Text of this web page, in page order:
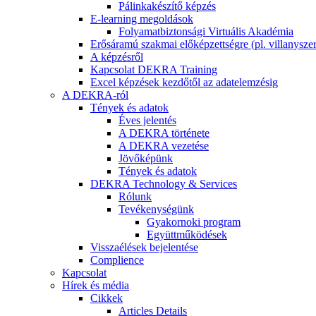
Pálinkakészítő képzés
E-learning megoldások
Folyamatbiztonsági Virtuális Akadémia
Erősáramú szakmai előképzettségre (pl.
A képzésről
Kapcsolat DEKRA Training
Excel képzések kezdőtől az adatelemzésig
A DEKRA-ról
Tények és adatok
Éves jelentés
A DEKRA története
A DEKRA vezetése
Jövőképünk
Tények és adatok
DEKRA Technology & Services
Rólunk
Tevékenységünk
Gyakornoki program
Együttműködések
Visszaélések bejelentése
Complience
Kapcsolat
Hírek és média
Cikkek
Articles Details